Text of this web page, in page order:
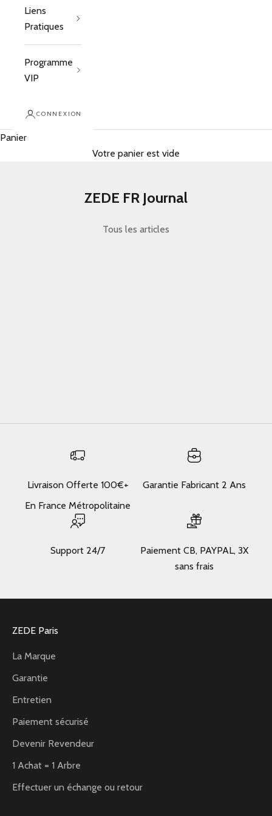
Liens
Pratiques
Programme
VIP
CONNEXION
Panier
Votre panier est vide
ZEDE FR Journal
Tous les articles
Livraison Offerte 100€+
En France Métropolitaine
Garantie Fabricant 2 Ans
Support 24/7
Paiement CB, PAYPAL, 3X
sans frais
ZEDE Paris
La Marque
Garantie
Entretien
Paiement sécurisé
Devenir Revendeur
1 Achat = 1 Arbre
Effectuer un échange ou retour